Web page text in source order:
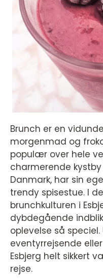
Brunch er en
morgenmad og
populær over hele
charmerende
Danmark, har sin
trendy spisestue. I
brunchkulturen i
dybdegående
oplevelse så
eventyrrejsende
Esbjerg helt sikkert
rejse.